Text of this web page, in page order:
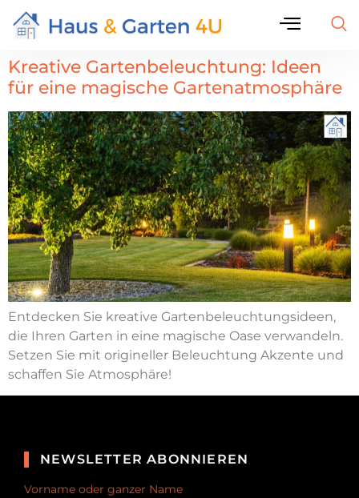
Kreative Gartenbeleuchtung: Ideen
für eine magische Gartenatmosphäre
Entdecken Sie kreative Gartenbeleuchtungsideen,
die Ihren Garten in eine magische Oase verwandeln.
Setzen Sie mit origineller Beleuchtung Akzente und
schaffen Sie Atmosphäre!
NEWSLETTER ABONNIEREN
Vorname oder ganzer Name